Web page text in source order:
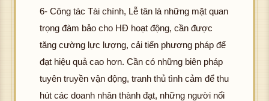
6- Công tác Tài chính, Lễ tân là những mặt quan
trọng đàm bảo cho HĐ hoạt động, cần được
tăng cường lực lượng, cải tiến phương pháp để
đạt hiệu quả cao hơn. Cần có những biên pháp
tuyên truyền vận động, tranh thủ tình cảm để thu
hút các doanh nhân thành đạt, những người nổi